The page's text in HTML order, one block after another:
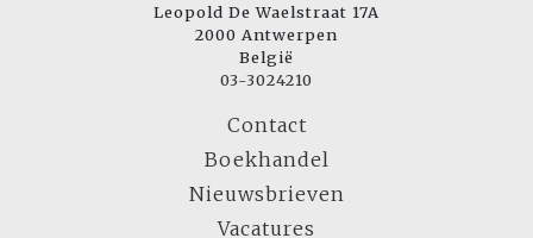
Leopold De Waelstraat 17A
2000 Antwerpen
België
03-3024210
Contact
Boekhandel
Nieuwsbrieven
Vacatures